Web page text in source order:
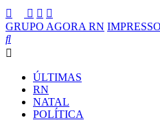
GRUPO AGORA RN IMPRESSO
ÚLTIMAS
RN
NATAL
POLÍTICA